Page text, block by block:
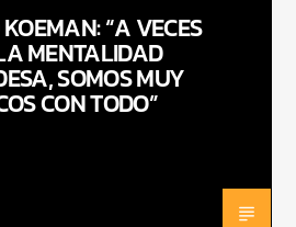
“A VECES
MENTALIDAD
SOMOS MUY
CON TODO”